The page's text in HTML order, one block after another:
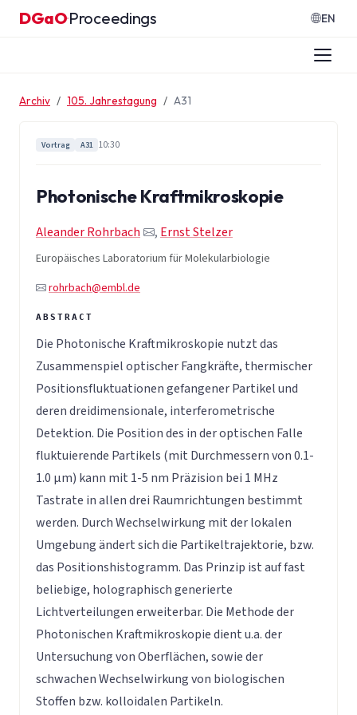
Zum Inhalt springen
DGaO·Proceedings EN
Archiv 105. Jahrestagung A31
Vortrag A31 10:30
Photonische Kraftmikroskopie
Aleander Rohrbach , Ernst Stelzer
Europäisches Laboratorium für Molekularbiologie
rohrbach@embl.de
Die Photonische Kraftmikroskopie nutzt das
Zusammenspiel optischer Fangkräfte, thermischer
Positionsfluktuationen gefangener Partikel und
deren dreidimensionale, interferometrische
Detektion. Die Position des in der optischen Falle
fluktuierende Partikels (mit Durchmessern von 0.1-
1.0 µm) kann mit 1-5 nm Präzision bei 1 MHz
Tastrate in allen drei Raumrichtungen bestimmt
werden. Durch Wechselwirkung mit der lokalen
Umgebung ändert sich die Partikeltrajektorie, bzw.
das Positionshistogramm. Das Prinzip ist auf fast
beliebige, holographisch generierte
Lichtverteilungen erweiterbar. Die Methode der
Photonischen Kraftmikroskopie dient u.a. der
Untersuchung von Oberflächen, sowie der
schwachen Wechselwirkung von biologischen
Stoffen bzw. kolloidalen Partikeln.